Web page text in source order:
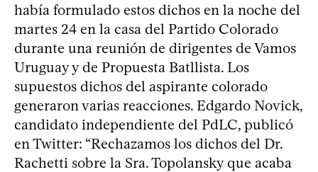
había formulado estos dichos en la noche del
martes 24 en la casa del Partido Colorado
durante una reunión de dirigentes de Vamos
Uruguay y de Propuesta Batllista. Los
supuestos dichos del aspirante colorado
generaron varias reacciones. Edgardo Novick,
candidato independiente del PdLC, publicó
en Twitter: “Rechazamos los dichos del Dr.
Rachetti sobre la Sra. Topolansky que acaba